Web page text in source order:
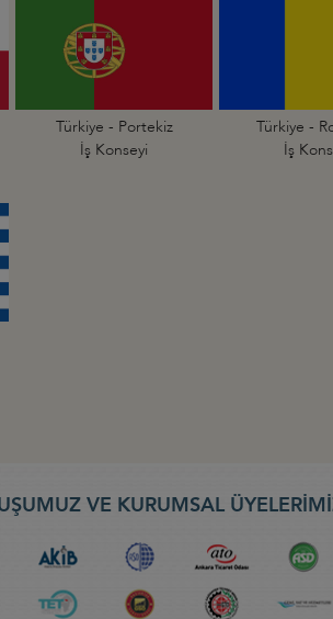
Türkiye - Portekiz
İş Konseyi
Türkiye -
İş
VE KURUMSAL